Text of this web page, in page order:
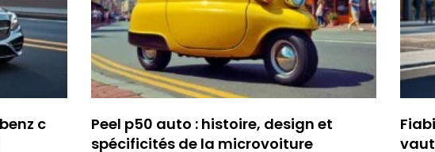
c
Peel p50 auto : histoire, design et
spécificités de la microvoiture